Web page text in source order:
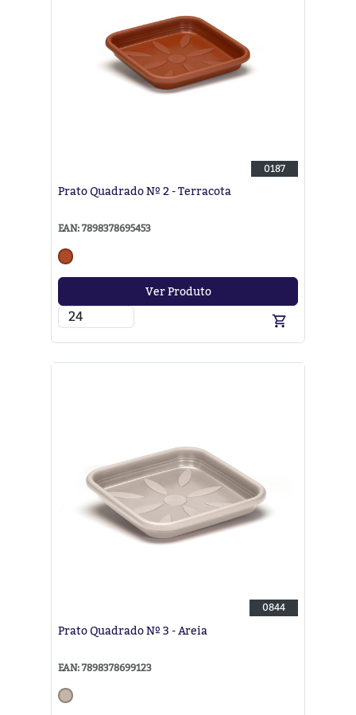
0187
Prato Quadrado Nº 2 - Terracota
EAN: 7898378695453
Ver Produto
0844
Prato Quadrado Nº 3 - Areia
EAN: 7898378699123